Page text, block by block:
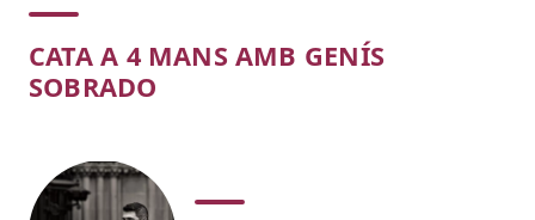
Concert
CATA A 4 MANS AMB GENÍS
SOBRADO